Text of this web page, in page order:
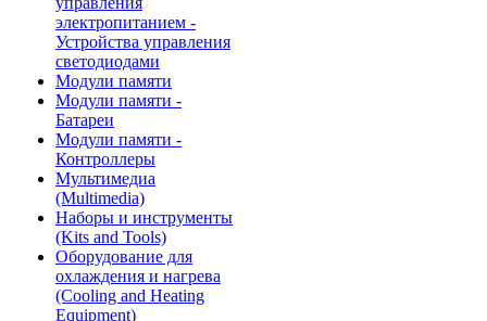
электропитанием -
Устройства управления
светодиодами
Модули памяти
Модули памяти -
Батареи
Модули памяти -
Контроллеры
Мультимедиа
(Multimedia)
Наборы и инструменты
(Kits and Tools)
Оборудование для
охлаждения и нагрева
(Cooling and Heating
Equipment)